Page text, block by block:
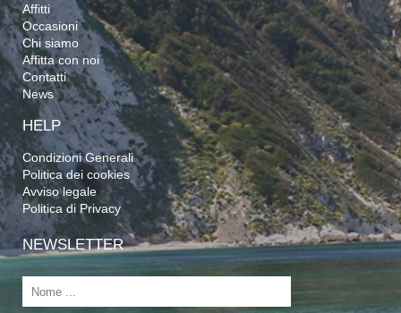
Affitti
Occasioni
Chi siamo
Affitta con noi
Contatti
News
HELP
Condizioni Generali
Politica dei cookies
Avviso legale
Politica di Privacy
NEWSLETTER